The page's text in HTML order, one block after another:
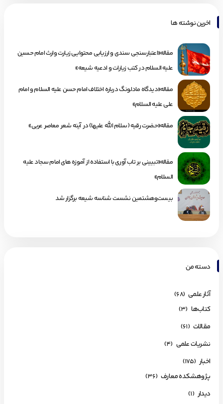
اخرین نوشته ها
مقاله«اعتبارسنجی سندی و ارزیابی محتوایی زیارت وارث امام حسین
علیه السلام در کتب زیارات و ادعیه شیعه»
مقاله«دیدگاه مادلونگ درباره اختلاف امام حسن علیه السلام و امام
علی علیه السلام»
مقاله«حضرت رقیه (سلام الله علیها) در آینه شعر معاصر عربی»
مقاله«تبیینی بر تاب آوری با استفاده از آموزه های امام سجاد علیه
السلام»
بیست‌وهشتمین نشست شناسه شیعه برگزار شد
دسته من
آثار علمی (68)
کتاب‌ها (3)
مقالات (61)
نشریات علمی (4)
اخبار (175)
پژوهشکده معارف (36)
دیدار (1)